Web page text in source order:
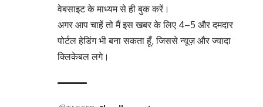
वेबसाइट के माध्यम से ही बुक करें।
अगर आप चाहें तो मैं इस खबर के लिए 4–5 और दमदार
पोर्टल हेडिंग भी बना सकता हूँ, जिससे न्यूज़ और ज्यादा
क्लिकेबल लगे।